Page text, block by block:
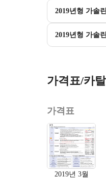
2019년형 가솔
2019년형 가솔
가격표/카
가격표
2019년 3월